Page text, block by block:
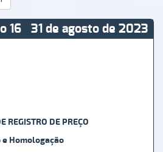
16 31 de agosto de 2023
REGISTRO DE PREÇO
e Homologação